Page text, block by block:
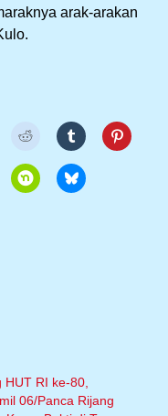
arak-arakan
HUT RI ke-80,
06/Panca Rijang